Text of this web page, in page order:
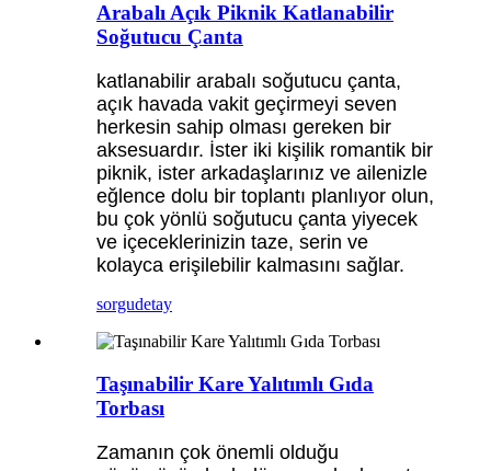
Arabalı Açık Piknik Katlanabilir
Soğutucu Çanta
katlanabilir arabalı soğutucu çanta,
açık havada vakit geçirmeyi seven
herkesin sahip olması gereken bir
aksesuardır. İster iki kişilik romantik bir
piknik, ister arkadaşlarınız ve ailenizle
eğlence dolu bir toplantı planlıyor olun,
bu çok yönlü soğutucu çanta yiyecek
ve içeceklerinizin taze, serin ve
kolayca erişilebilir kalmasını sağlar.
sorgudetay
Taşınabilir Kare Yalıtımlı Gıda
Torbası
Zamanın çok önemli olduğu